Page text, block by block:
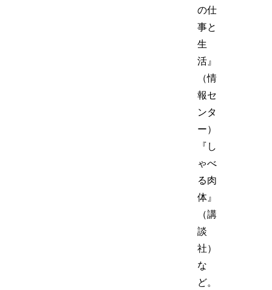
の仕
事と
生
活』
（情
報セ
ンタ
ー）
『し
ゃべ
る肉
体』
（講
談
社）
な
ど。